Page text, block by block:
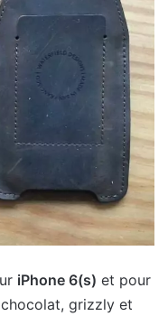
iPhone 6(s) et pour
grizzly et